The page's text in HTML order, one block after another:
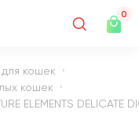
0
кошек
кошек
ELEMENTS